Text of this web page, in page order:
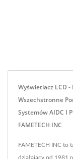
Wyświetlacz LCD -
Wszechstronne
Systemów AIDC I
FAMETECH INC
FAMETECH INC to
działający od 1981